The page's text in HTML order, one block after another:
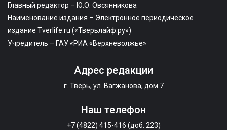
Главный редактор – Ю.О. Овсянникова
Наименование издания – Электронное периодическое
издание Tverlife.ru («Тверьлайф.ру»)
Учредитель – ГАУ «РИА «Верхневолжье»
Адрес редакции
г. Тверь, ул. Вагжанова, дом 7
Наш телефон
+7 (4822) 415-416 (доб. 223)